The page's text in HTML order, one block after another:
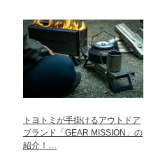
トヨトミが手掛けるアウトドア
ブランド「GEAR MISSION」の
紹介！…